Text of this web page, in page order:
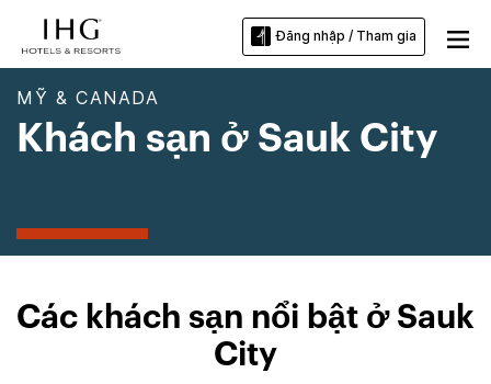
Đăng nhập / Tham gia
MỸ & CANADA
Khách sạn ở Sauk City
Các khách sạn nổi bật ở Sauk
City